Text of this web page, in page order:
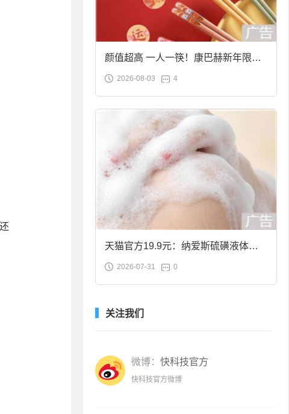
颜值超高 一人一筷！康巴赫新年限定
合金筷子大促：19.9元
2026-08-03 4
天猫官方19.9元：纳爱斯硫磺液体香
皂2斤大促
2026-07-31 0
关注我们
微博： 快科技官方
快科技官方微博